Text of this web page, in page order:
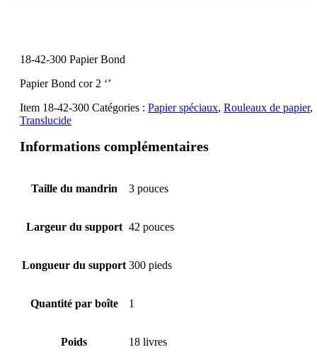
18-42-300 Papier Bond
Papier Bond cor 2 ‘’
Item 18-42-300 Catégories : Papier spéciaux, Rouleaux de papier,
Translucide
Informations complémentaires
Taille du mandrin 3 pouces
Largeur du support 42 pouces
Longueur du support 300 pieds
Quantité par boîte 1
Poids 18 livres